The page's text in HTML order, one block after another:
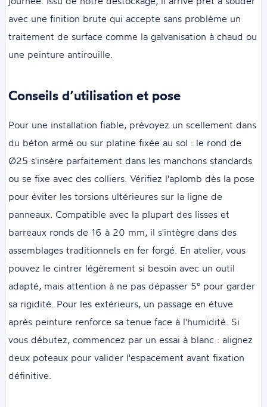
avec une finition brute qui accepte sans problème un
traitement de surface comme la galvanisation à chaud ou
une peinture antirouille.
Conseils d’utilisation et pose
Pour une installation fiable, prévoyez un scellement dans
du béton armé ou sur platine fixée au sol : le rond de
Ø25 s'insère parfaitement dans les manchons standards
ou se fixe avec des colliers. Vérifiez l'aplomb dès la pose
pour éviter les torsions ultérieures sur la ligne de
panneaux. Compatible avec la plupart des lisses et
barreaux ronds de 16 à 20 mm, il s'intègre dans des
assemblages traditionnels en fer forgé. En atelier, vous
pouvez le cintrer légèrement si besoin avec un outil
adapté, mais attention à ne pas dépasser 5° pour garder
sa rigidité. Pour les extérieurs, un passage en étuve
après peinture renforce sa tenue face à l'humidité. Si
vous débutez, commencez par un essai à blanc : alignez
deux poteaux pour valider l'espacement avant fixation
définitive.